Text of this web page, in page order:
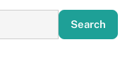
Search